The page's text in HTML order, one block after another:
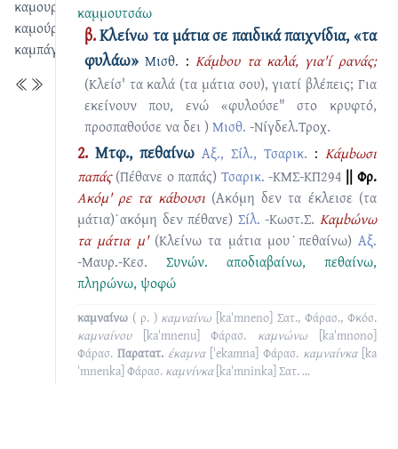
καμουρντάω
καμούρντημα
καμπάγαλης
καμμουτσάω
β.Κλείνω τα μάτια σε παιδικά παιχνίδια, «τα
φυλάω»Μισθ. :Κάμbου τα καλά, για'ί ρανάς;
(Κλείσ' τα καλά (τα μάτια σου), γιατί βλέπεις; Για
εκείνουν που, ενώ «φυλούσε" στο κρυφτό,
προσπαθούσε να δει ) Μισθ. -Νίγδελ.Τροχ.
2.Μτφ., πεθαίνω Αξ., Σίλ., Τσαρικ. : Kάμbωσι
παπάς (Πέθανε ο παπάς) Τσαρικ. -ΚΜΣ-ΚΠ294 || Φρ.
Ακόμ' ρε τα κάbουσι (Ακόμη δεν τα έκλεισε (τα
μάτια)˙ακόμη δεν πέθανε) Σίλ. -Κωστ.Σ. Καμbώνω
τα μάτια μ' (Κλείνω τα μάτια μου˙πεθαίνω) Αξ.
-Μαυρ.-Κεσ.
Συνών. αποδιαβαίνω, πεθαίνω,
πληρώνω, ψοφώ
καμναίνω ( ρ. ) καμναίνω [kaˈmneno] Σατ., Φάρασ., Φκόσ.
καμναίνου
[kaˈmnenu] Φάρασ. καμνώνω
[kaˈmnono]
Φάρασ. Παρατατ. έκαμνα [ˈekamna] Φάρασ. καμναίνκα [ka
ˈmnenka] Φάρασ. καμνίνκα [kaˈmninka] Σατ. ...